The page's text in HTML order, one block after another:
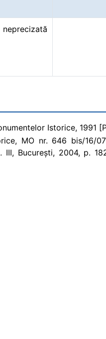
neprecizată
Istorice, 1991
MO nr. 646 bis/16/
III, București, 2004, p.